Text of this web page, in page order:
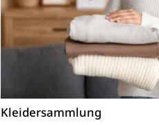
Kleidersammlung